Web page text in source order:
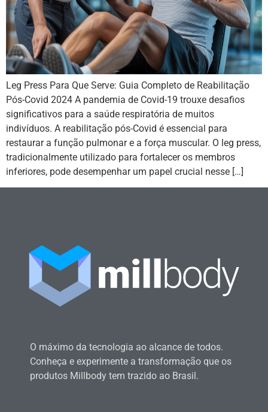
Leg Press Para Que Serve: Guia Completo de Reabilitação
Pós-Covid 2024 A pandemia de Covid-19 trouxe desafios
significativos para a saúde respiratória de muitos
indivíduos. A reabilitação pós-Covid é essencial para
restaurar a função pulmonar e a força muscular. O leg press,
tradicionalmente utilizado para fortalecer os membros
inferiores, pode desempenhar um papel crucial nesse […]
O máximo da tecnologia ao alcance de todos.
Conheça e experimente a transformação que os
produtos Millbody tem trazido ao Brasil.